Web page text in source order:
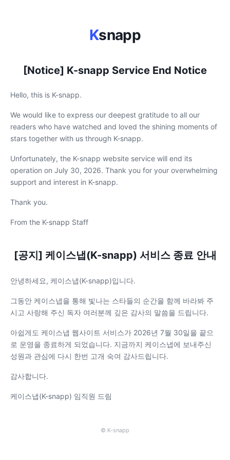
Ksnapp
[Notice] K-snapp Service End Notice
Hello, this is K-snapp.
We would like to express our deepest gratitude to all our
readers who have watched and loved the shining moments of
stars together with us through K-snapp.
Unfortunately, the K-snapp website service will end its
operation on July 30, 2026. Thank you for your overwhelming
support and interest in K-snapp.
Thank you.
From the K-snapp Staff
[공지] 케이스냅(K-snapp) 서비스 종료 안내
안녕하세요, 케이스냅(K-snapp)입니다.
그동안 케이스냅을 통해 빛나는 스타들의 순간을 함께 바라봐 주
시고 사랑해 주신 독자 여러분께 깊은 감사의 말씀을 드립니다.
아쉽게도 케이스냅 웹사이트 서비스가 2026년 7월 30일을 끝으
로 운영을 종료하게 되었습니다. 지금까지 케이스냅에 보내주신
성원과 관심에 다시 한번 고개 숙여 감사드립니다.
감사합니다.
케이스냅(K-snapp) 임직원 드림
© K-snapp